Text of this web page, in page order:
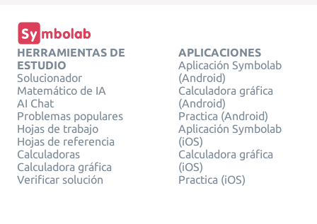
HERRAMIENTAS DE
ESTUDIO
Solucionador
Matemático de IA
AI Chat
Problemas populares
Hojas de trabajo
Hojas de referencia
Calculadoras
Calculadora gráfica
Verificar solución
APLICACIONES
Aplicación Symbolab
(Android)
Calculadora gráfica
(Android)
Practica (Android)
Aplicación Symbolab
(iOS)
Calculadora gráfica
(iOS)
Practica (iOS)